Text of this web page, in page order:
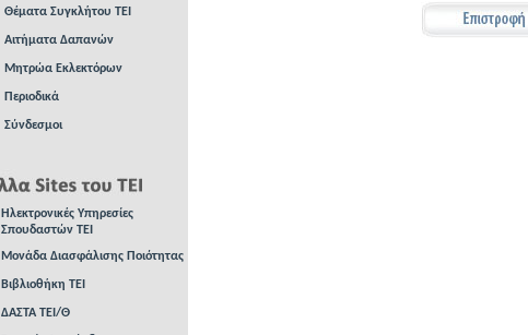
Θέματα Συγκλήτου ΤΕΙ
Αιτήματα Δαπανών
Μητρώα Εκλεκτόρων
Περιοδικά
Σύνδεσμοι
Ηλεκτρονικές Υπηρεσίες
Σπουδαστών ΤΕΙ
Μονάδα Διασφάλισης Ποιότητας
Βιβλιοθήκη ΤΕΙ
ΔΑΣΤΑ ΤΕΙ/Θ